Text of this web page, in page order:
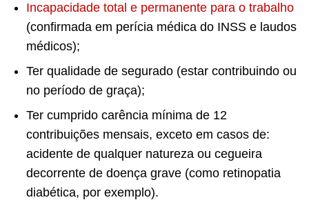
Incapacidade total e permanente para o trabalho
(confirmada em perícia médica do INSS e laudos
médicos);
Ter qualidade de segurado (estar contribuindo ou
no período de graça);
Ter cumprido carência mínima de 12
contribuições mensais, exceto em casos de:
acidente de qualquer natureza ou cegueira
decorrente de doença grave (como retinopatia
diabética, por exemplo).